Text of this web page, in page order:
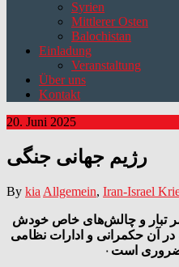
Syrien
Mittlerer Osten
Balochistan
Einladung
Veranstaltung
Über uns
Kontakt
20. Juni 2025
رژیم جهانی جنگی
By kia Allgemein, Iran-Israel
امتداد یافته و حتی گره‌های مرکزی سیستم جهانی را دچار ناآرامی ساخته است۰ هر ستیزه‌ی معاصر تبار و چالش‌های خاص خودش
ظهور است ــ رژیمی که در آن حکمرانی و ادارات نظامی
۰